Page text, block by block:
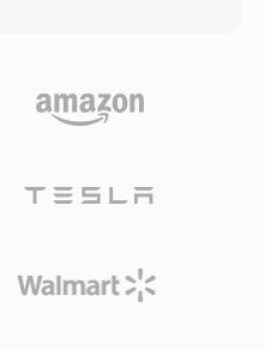
bị phương tiện độc
cả hai codec đều chia
Linux, macOS
nguồn mở, đã biến
hóa video do cộng
pháp thực tế đầu
mang lại nhiều lợi
hình nào cũng có
hình lân cận,